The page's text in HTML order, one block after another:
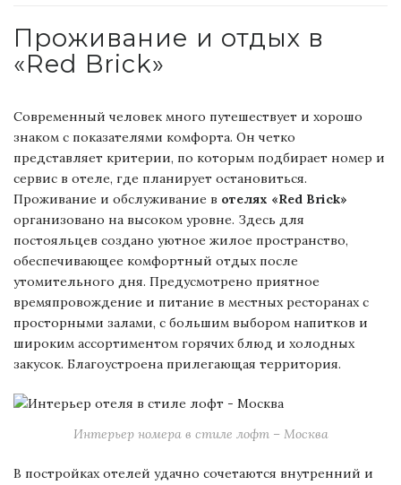
Проживание и отдых в
«Red Brick»
Современный человек много путешествует и хорошо
знаком с показателями комфорта. Он четко
представляет критерии, по которым подбирает номер и
сервис в отеле, где планирует остановиться.
Проживание и обслуживание в отелях «Red Brick»
организовано на высоком уровне. Здесь для
постояльцев создано уютное жилое пространство,
обеспечивающее комфортный отдых после
утомительного дня. Предусмотрено приятное
времяпровождение и питание в местных ресторанах с
просторными залами, с большим выбором напитков и
широким ассортиментом горячих блюд и холодных
закусок. Благоустроена прилегающая территория.
Интерьер номера в стиле лофт – Москва
В постройках отелей удачно сочетаются внутренний и